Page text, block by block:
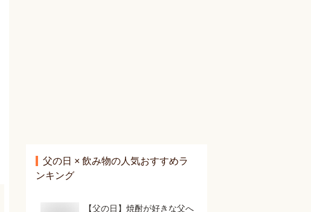
父の日 × 飲み物の人気おすすめラ
ンキング
【父の日】焼酎が好きな父へ